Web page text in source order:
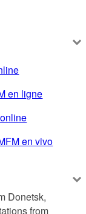
en ligne
en vivo
Donetsk,
from